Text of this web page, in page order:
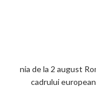
nia de la 2 august
cadrului